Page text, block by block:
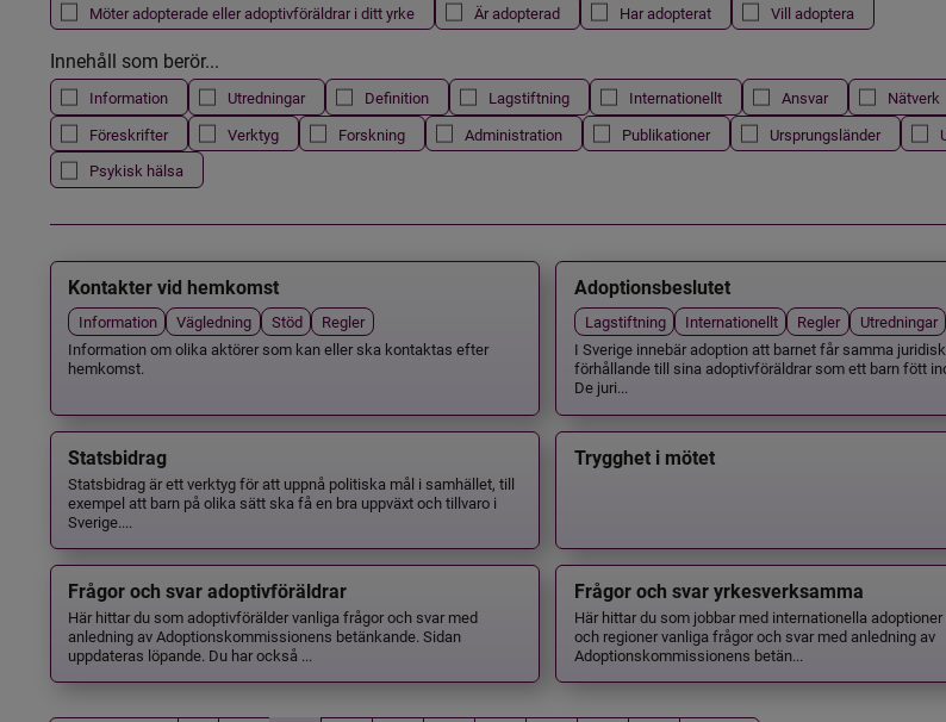
Möter adopterade eller adoptivföräldrar i ditt yrke Är adopterad Har adopterat Vill adoptera
Innehåll som berör...
Information Utredningar Definition Lagstiftning Internationellt Ansvar Nätverk
Föreskrifter
Verktyg Forskning Administration Publikationer Ursprungsländer
Psykisk hälsa
Kontakter vid hemkomst
Information Vägledning Stöd
Regler
Information om olika aktörer som kan eller ska kontaktas efter
hemkomst.
Adoptionsbeslutet
Lagstiftning Internationellt Regler
Utredningar
I Sverige innebär adoption att barnet får samma
förhållande till sina adoptivföräldrar som ett barn fött
De juri...
Statsbidrag
Statsbidrag är ett verktyg för att uppnå politiska mål i samhället, till
exempel att barn på olika sätt ska få en bra uppväxt och tillvaro i
Sverige....
Trygghet i mötet
Frågor och svar adoptivföräldrar
Här hittar du som adoptivförälder vanliga frågor och svar med
anledning av Adoptionskommissionens betänkande. Sidan
uppdateras löpande. Du har också ...
Frågor och svar yrkesverksamma
Här hittar du som jobbar med internationella
och regioner vanliga frågor och svar med anledning av
Adoptionskommissionens betän...